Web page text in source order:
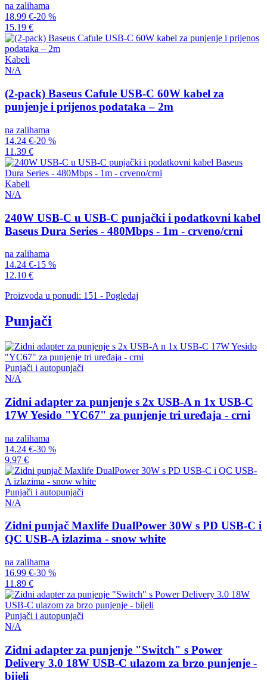
na zalihama
18.99 €-20 %
15.19 €
Kabeli
N/A
(2-pack) Baseus Cafule USB-C 60W kabel za
punjenje i prijenos podataka – 2m
na zalihama
14.24 €-20 %
11.39 €
Kabeli
N/A
240W USB-C u USB-C punjački i podatkovni kabel
Baseus Dura Series - 480Mbps - 1m - crveno/crni
na zalihama
14.24 €-15 %
12.10 €
Proizvoda u ponudi: 151 - Pogledaj
Punjači
Punjači i autopunjači
N/A
Zidni adapter za punjenje s 2x USB-A n 1x USB-C
17W Yesido "YC67" za punjenje tri uređaja - crni
na zalihama
14.24 €-30 %
9.97 €
Punjači i autopunjači
N/A
Zidni punjač Maxlife DualPower 30W s PD USB-C i
QC USB-A izlazima - snow white
na zalihama
16.99 €-30 %
11.89 €
Punjači i autopunjači
N/A
Zidni adapter za punjenje "Switch" s Power
Delivery 3.0 18W USB-C ulazom za brzo punjenje -
bijeli